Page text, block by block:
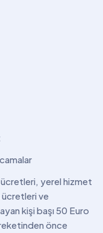
yerel hizmet
ve
kişi başı 50 Euro
önce